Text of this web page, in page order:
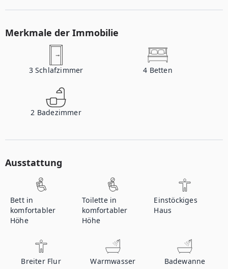
Merkmale der Immobilie
3 Schlafzimmer 4 Betten
2 Badezimmer
Ausstattung
Bett in
komfortabler
Höhe
Toilette in
komfortabler
Höhe
Einstöckiges
Haus
Breiter Flur Warmwasser Badewanne